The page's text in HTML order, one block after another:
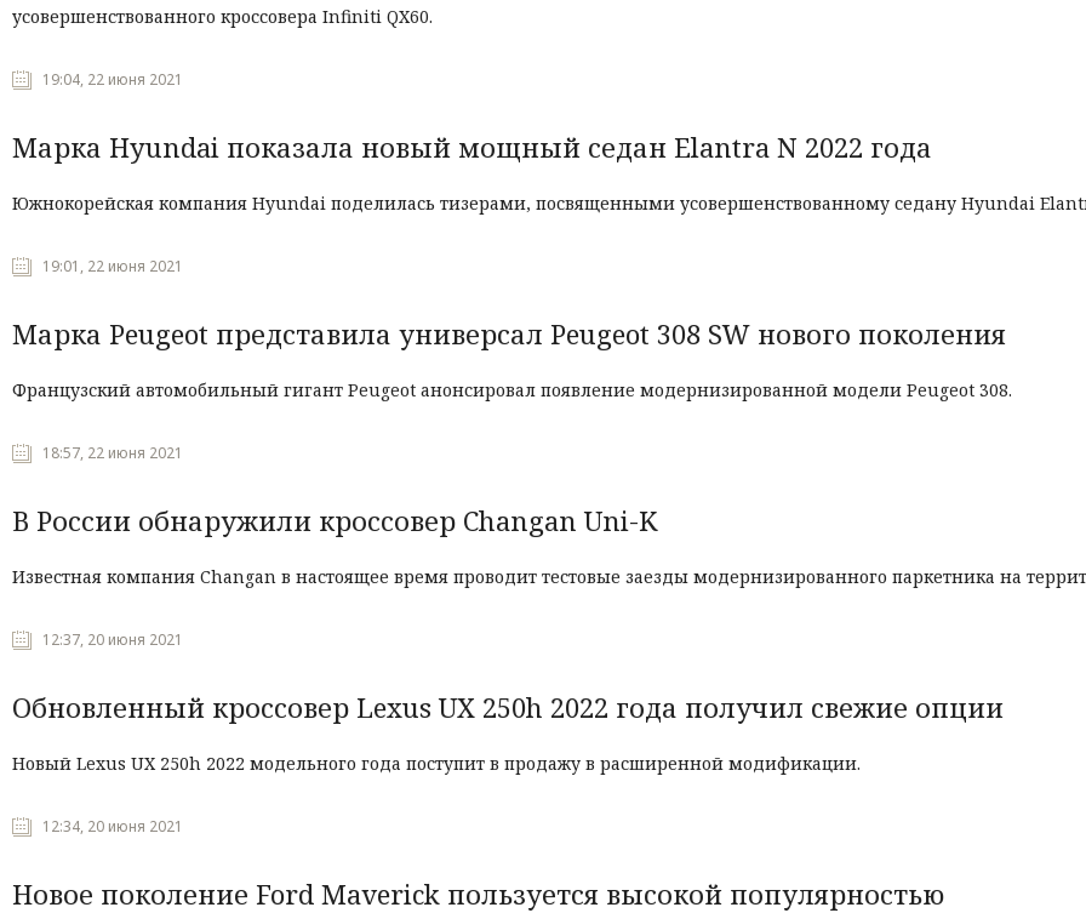
усовершенствованного кроссовера Infiniti QX60.
19:04, 22 июня 2021
Марка Hyundai показала новый мощный седан Elantra N 2022 года
Южнокорейская компания Hyundai поделилась тизерами, посвященными усовершенствованному седану Hyundai
19:01, 22 июня 2021
Марка Peugeot представила универсал Peugeot 308 SW нового поколения
Французский автомобильный гигант Peugeot анонсировал появление модернизированной модели Peugeot 308.
18:57, 22 июня 2021
В России обнаружили кроссовер Changan Uni-K
Известная компания Changan в настоящее время проводит тестовые заезды модернизированного паркетника на
12:37, 20 июня 2021
Обновленный кроссовер Lexus UX 250h 2022 года получил свежие опции
Новый Lexus UX 250h 2022 модельного года поступит в продажу в расширенной модификации.
12:34, 20 июня 2021
Новое поколение Ford Maverick пользуется высокой популярностью